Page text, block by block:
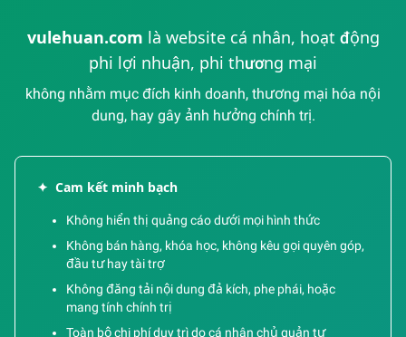
vulehuan.com là website cá nhân, hoạt động
phi lợi nhuận, phi thương mại
không nhằm mục đích kinh doanh, thương mại hóa nội
dung, hay gây ảnh hưởng chính trị.
✦ Cam kết minh bạch
Không hiển thị quảng cáo dưới mọi hình thức
Không bán hàng, khóa học, không kêu gọi quyên góp,
đầu tư hay tài trợ
Không đăng tải nội dung đả kích, phe phái, hoặc
mang tính chính trị
Toàn bộ chi phí duy trì do cá nhân chủ quản tự